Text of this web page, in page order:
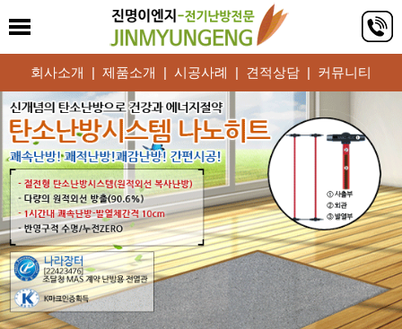
회사소개 | 제품소개 | 시공사례 | 견적상담 | 커뮤니티